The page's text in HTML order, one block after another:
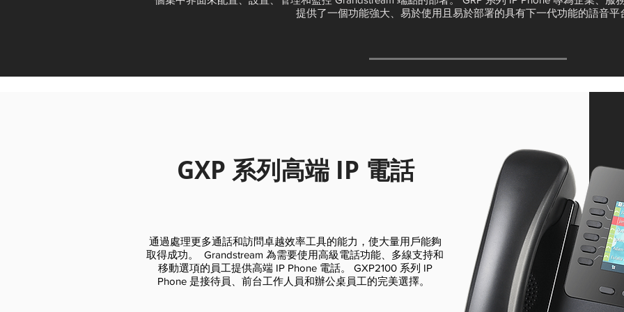
提供了一個功能強大、易於使用且易於部署的具有下一代功能的語音平
GXP 系列高端 IP 電話
通過處理更多通話和訪問卓越效率工具的能力，使大量用戶能夠
取得成功。 Grandstream 為需要使用高級電話功能、多線支持和
移動選項的員工提供高端 IP Phone 電話。 GXP2100 系列 IP
Phone 是接待員、前台工作人員和辦公桌員工的完美選擇。